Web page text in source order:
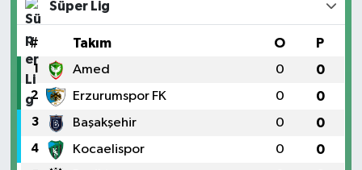
Süper Lig
# Takım O P
1 Amed 0 0
2 Erzurumspor FK 0 0
3 Başakşehir 0 0
4 Kocaelispor 0 0